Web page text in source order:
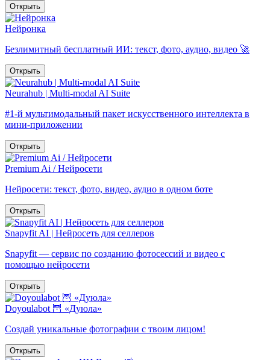
Открыть
Нейронка
Безлимитный бесплатный ИИ: текст, фото, аудио, видео 🚀
Открыть
Neurahub | Multi-modal AI Suite
#1-й мультимодальный пакет искусственного интеллекта в
мини-приложении
Открыть
Premium Ai / Нейросети
Нейросети: текст, фото, видео, аудио в одном боте
Открыть
Snapyfit AI | Нейросеть для селлеров
Snapyfit — сервис по созданию фотосессий и видео с
помощью нейросети
Открыть
Doyoulabot 🦉 «Дуюла»
Создай уникальные фотографии с твоим лицом!
Открыть